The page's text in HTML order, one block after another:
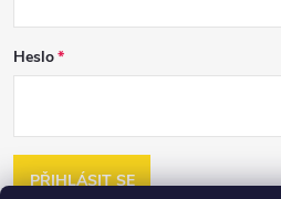
Heslo
PŘIHLÁSIT SE